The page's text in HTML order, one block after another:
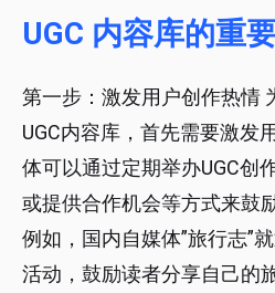
UGC 内容库的重
第一步：激发用户创作热情
UGC内容库，首先需要激发
体可以通过定期举办UGC创
或提供合作机会等方式来鼓
例如，国内自媒体”旅行志”
活动，鼓励读者分享自己的